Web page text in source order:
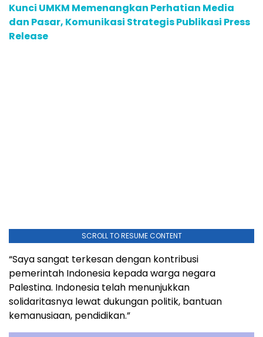
Kunci UMKM Memenangkan Perhatian Media
dan Pasar, Komunikasi Strategis Publikasi Press
Release
SCROLL TO RESUME CONTENT
“Saya sangat terkesan dengan kontribusi
pemerintah Indonesia kepada warga negara
Palestina. Indonesia telah menunjukkan
solidaritasnya lewat dukungan politik, bantuan
kemanusiaan, pendidikan.”